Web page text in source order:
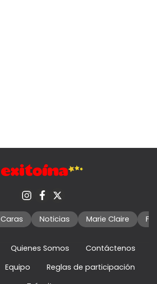
Caras Noticias Marie Claire
Quienes Somos
Contáctenos
Equipo
Reglas de participación